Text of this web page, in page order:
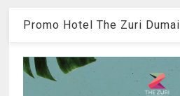
Promo Hotel The Zuri Dumai